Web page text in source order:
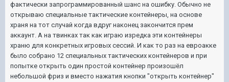
фактически запрограммированный шанс на ошибку. Обычно не
открываю специальные тактические контейнеры, на основе
храня на тот случай когда вдруг наконец закончится прем
аккаунт. А на твинках так как играю изредка эти контейнеры
храню для конкретных игровых сессий. И как то раз на евроакке
было собрано 12 специальных тактических контейнеров и при
попытке открыть один простой контейнер произошёл
небольшой фриз и вместо нажатия кнопки "открыть контейнер"